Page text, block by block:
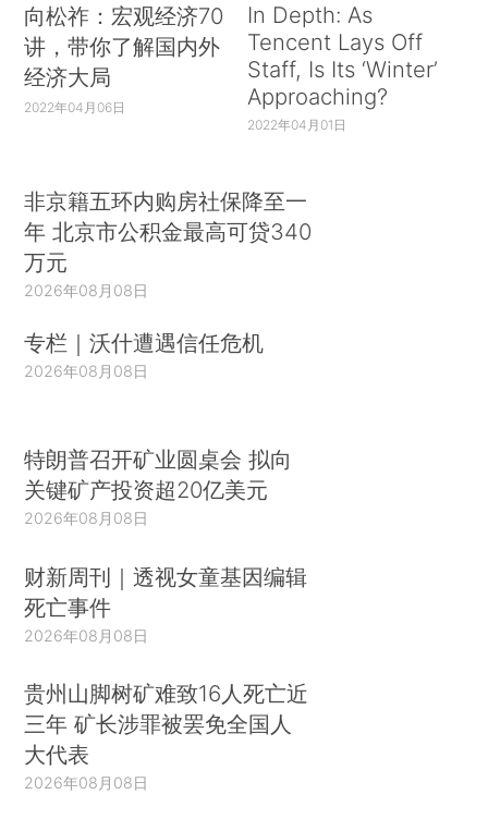
向松祚：宏观经济70
讲，带你了解国内外
经济大局
2022年04月06日
In Depth: As
Tencent Lays Off
Staff, Is Its ‘Winter’
Approaching?
2022年04月01日
非京籍五环内购房社保降至一
年 北京市公积金最高可贷340
万元
2026年08月08日
专栏｜沃什遭遇信任危机
2026年08月08日
特朗普召开矿业圆桌会 拟向
关键矿产投资超20亿美元
2026年08月08日
财新周刊｜透视女童基因编辑
死亡事件
2026年08月08日
贵州山脚树矿难致16人死亡近
三年 矿长涉罪被罢免全国人
大代表
2026年08月08日